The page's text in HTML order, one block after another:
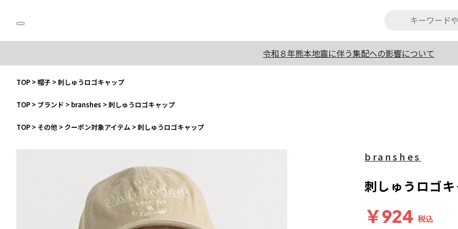
令和８年熊本地震に伴う集配への影響について
TOP > 帽子 >刺しゅうロゴキャップ
TOP > ブランド > branshes >刺しゅうロゴキャップ
TOP > その他 > クーポン対象アイテム >刺しゅうロゴキャップ
branshes
刺しゅうロゴ
￥924 税込